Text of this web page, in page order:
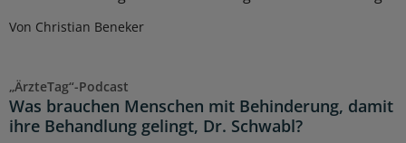
Von Christian Beneker
„ÄrzteTag“-Podcast
Was brauchen Menschen mit Behinderung, damit
ihre Behandlung gelingt, Dr. Schwabl?